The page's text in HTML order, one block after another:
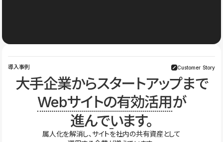
導入事例 Customer Story
大手企業からスタートアップまで
Webサイトの有効活用が
進んでいます。
属人化を解消し、サイトを社内の共有資産として